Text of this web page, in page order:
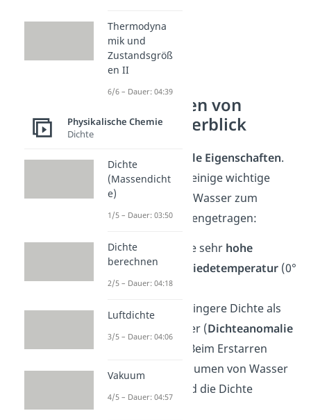
Eigenschaften von
Wasser – Überblick
Wasser hat spezielle Eigenschaften.
Hier haben wir dir einige wichtige
Eigenschaften von Wasser zum
Überblick zusammengetragen:
Wasser hat eine sehr hohe
Schmelz-
Siedetemperatur (0°
bzw. 100°).
Eis hat eine geringere Dichte als
flüssiges Wasser (Dichteanomalie
). Beim Erstarren
werden das Volumen von Wasser
also größer und die Dichte
Thermodyna
mik und
Zustandsgröß
en II
6/6 – Dauer: 04:39
Physikalische Chemie
Dichte
Dichte
(Massendicht
e)
1/5 – Dauer: 03:50
Dichte
berechnen
2/5 – Dauer: 04:18
Luftdichte
3/5 – Dauer: 04:06
Vakuum
4/5 – Dauer: 04:57